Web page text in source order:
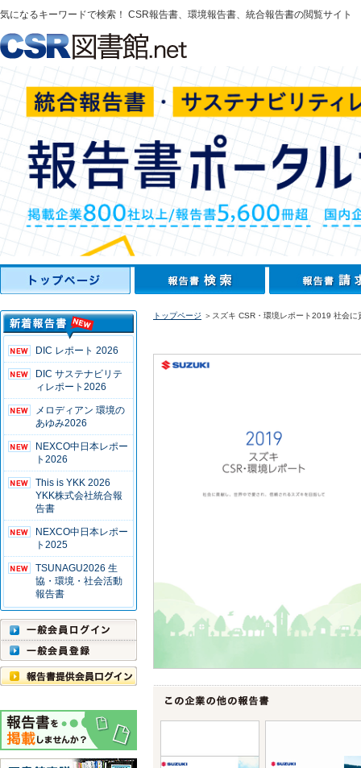
気になるキーワードで検索！ CSR報告書、環境報告書、統合報告書の閲覧サイト
DIC レポート 2026
DIC サステナビリテ
ィレポート2026
メロディアン 環境の
あゆみ2026
NEXCO中日本レポー
ト2026
This is YKK 2026
YKK株式会社統合報
告書
NEXCO中日本レポー
ト2025
TSUNAGU2026 生
協・環境・社会活動
報告書
トップページ ＞スズキ CSR・環境レポート2019 社会